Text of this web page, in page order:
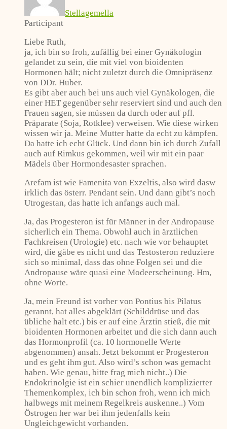
Stellagemella
Participant
Liebe Ruth,
ja, ich bin so froh, zufällig bei einer Gynäkologin
gelandet zu sein, die mit viel von bioidenten
Hormonen hält; nicht zuletzt durch die Omnipräsenz
von DDr. Huber.
Es gibt aber auch bei uns auch viel Gynäkologen, die
einer HET gegenüber sehr reserviert sind und auch den
Frauen sagen, sie müssen da durch oder auf pfl.
Präparate (Soja, Rotklee) verweisen. Wie diese wirken
wissen wir ja. Meine Mutter hatte da echt zu kämpfen.
Da hatte ich echt Glück. Und dann bin ich durch Zufall
auch auf Rimkus gekommen, weil wir mit ein paar
Mädels über Hormondesaster sprachen.
Arefam ist wie Famenita von Exzeltis, also wird dasw
irklich das österr. Pendant sein. Und dann gibt’s noch
Utrogestan, das hatte ich anfangs auch mal.
Ja, das Progesteron ist für Männer in der Andropause
sicherlich ein Thema. Obwohl auch in ärztlichen
Fachkreisen (Urologie) etc. nach wie vor behauptet
wird, die gäbe es nicht und das Testosteron reduziere
sich so minimal, dass das ohne Folgen sei und die
Andropause wäre quasi eine Modeerscheinung. Hm,
ohne Worte.
Ja, mein Freund ist vorher von Pontius bis Pilatus
gerannt, hat alles abgeklärt (Schilddrüse und das
übliche halt etc.) bis er auf eine Ärztin stieß, die mit
bioidenten Hormonen arbeitet und die sich dann auch
das Hormonprofil (ca. 10 hormonelle Werte
abgenommen) ansah. Jetzt bekommt er Progesteron
und es geht ihm gut. Also wird’s schon was gemacht
haben. Wie genau, bitte frag mich nicht..) Die
Endokrinolgie ist ein schier unendlich komplizierter
Themenkomplex, ich bin schon froh, wenn ich mich
halbwegs mit meinem Regelkreis auskenne..) Vom
Östrogen her war bei ihm jedenfalls kein
Ungleichgewicht vorhanden.